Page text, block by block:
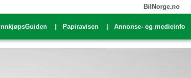
BilNorge.no
InnkjøpsGuiden Papiravisen Annonse- og medieinfo